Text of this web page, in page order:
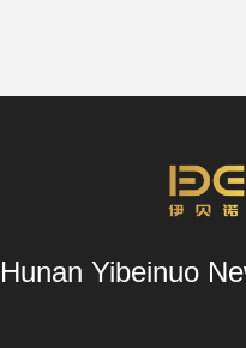
Hunan Yibeinuo